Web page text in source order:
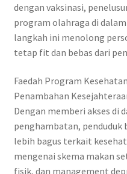
dengan vaksinasi,
program olahraga di
langkah ini menolong
tetap fit dan bebas dari
Faedah Program
Penambahan
Dengan memberi akses di
penghambatan,
lebih bagus terkait
mengenai skema makan
fisik, dan management